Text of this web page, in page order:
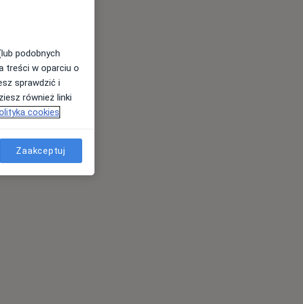
podobnych
treści w oparciu o
sprawdzić i
również linki
cookies
Zaakceptuj